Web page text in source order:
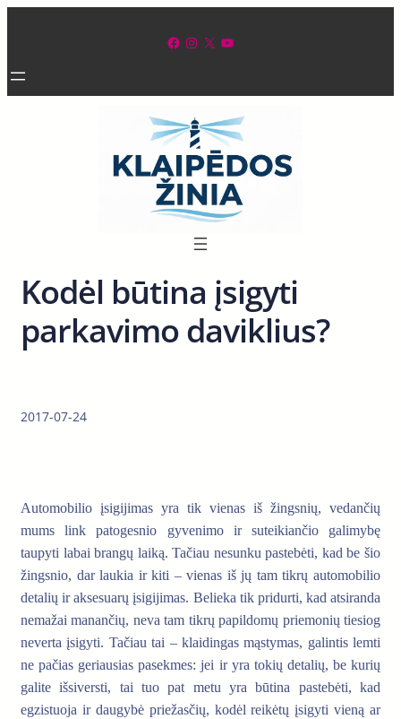
Facebook Instagram X YouTube
Kodėl būtina įsigyti
parkavimo daviklius?
2017-07-24
Automobilio įsigijimas yra tik vienas iš žingsnių, vedančių
mums link patogesnio gyvenimo ir suteikiančio galimybę
taupyti labai brangų laiką. Tačiau nesunku pastebėti, kad be šio
žingsnio, dar laukia ir kiti – vienas iš jų tam tikrų automobilio
detalių ir aksesuarų įsigijimas. Belieka tik pridurti, kad atsiranda
nemažai manančių, neva tam tikrų papildomų priemonių tiesiog
neverta įsigyti. Tačiau tai – klaidingas mąstymas, galintis lemti
ne pačias geriausias pasekmes: jei ir yra tokių detalių, be kurių
galite išsiversti, tai tuo pat metu yra būtina pastebėti, kad
egzistuoja ir daugybė priežasčių, kodėl reikėtų įsigyti vieną ar